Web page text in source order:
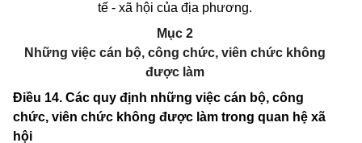
tế - xã hội của địa phương.
Mục 2
Những việc cán bộ, công chức, viên chức không
được làm
Điều 14. Các quy định những việc cán bộ, công
chức, viên chức không được làm trong quan hệ xã
hội